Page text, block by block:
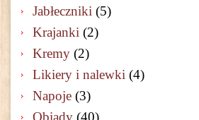
Jabłeczniki (5)
Krajanki (2)
Kremy (2)
Likiery i nalewki (4)
Napoje (3)